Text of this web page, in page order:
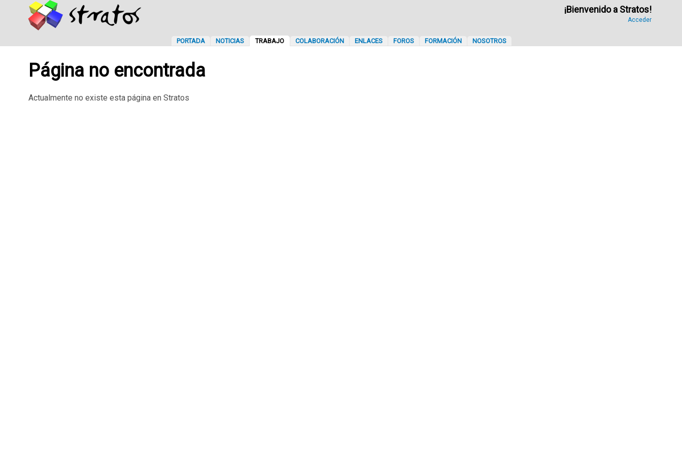
¡Bienvenido a Stratos!
Acceder
PORTADA NOTICIAS TRABAJO COLABORACIÓN ENLACES FOROS FORMACIÓN NOSOTROS
Página no encontrada
Actualmente no existe esta página en Stratos